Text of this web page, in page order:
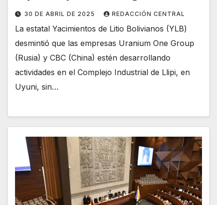
30 DE ABRIL DE 2025 REDACCIÓN CENTRAL
La estatal Yacimientos de Litio Bolivianos (YLB)
desmintió que las empresas Uranium One Group
(Rusia) y CBC (China) estén desarrollando
actividades en el Complejo Industrial de Llipi, en
Uyuni, sin…